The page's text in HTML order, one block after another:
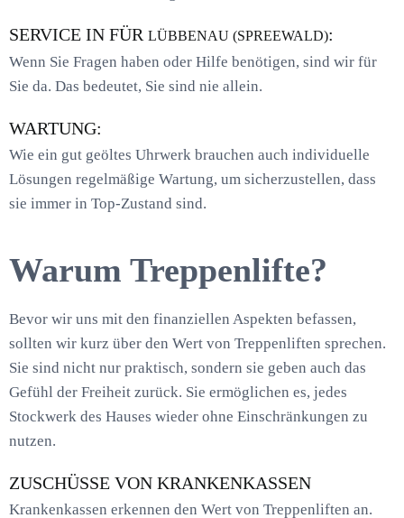
SERVICE IN FÜR LÜBBENAU (SPREEWALD):
Wenn Sie Fragen haben oder Hilfe benötigen, sind wir für
Sie da. Das bedeutet, Sie sind nie allein.
WARTUNG:
Wie ein gut geöltes Uhrwerk brauchen auch individuelle
Lösungen regelmäßige Wartung, um sicherzustellen, dass
sie immer in Top-Zustand sind.
Warum Treppenlifte?
Bevor wir uns mit den finanziellen Aspekten befassen,
sollten wir kurz über den Wert von Treppenliften sprechen.
Sie sind nicht nur praktisch, sondern sie geben auch das
Gefühl der Freiheit zurück. Sie ermöglichen es, jedes
Stockwerk des Hauses wieder ohne Einschränkungen zu
nutzen.
ZUSCHÜSSE VON KRANKENKASSEN
Krankenkassen erkennen den Wert von Treppenliften an.